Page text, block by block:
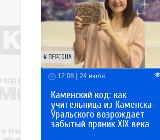
ПЕРСОНА
12:08 | 24 июля
Каменский код: как
учительница из Каменска-
Уральского возрождает
забытый пряник XIX века